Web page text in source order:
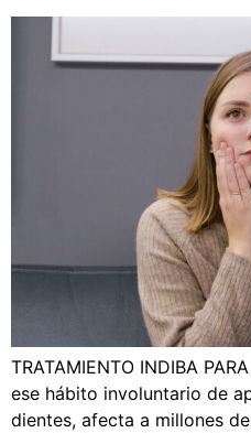
TRATAMIENTO INDIBA
ese hábito involuntario de
dientes, afecta a millones